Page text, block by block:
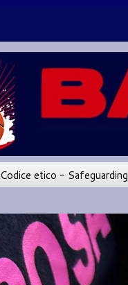
Codice etico - Safeguarding